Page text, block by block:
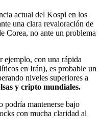
actual del Kospi en los
una clara revaloración de
Corea, no ante un problema
ejemplo, con una rápida
en Irán), es probable un
niveles superiores a
y cripto mundiales.
podría mantenerse bajo
con mucha claridad al